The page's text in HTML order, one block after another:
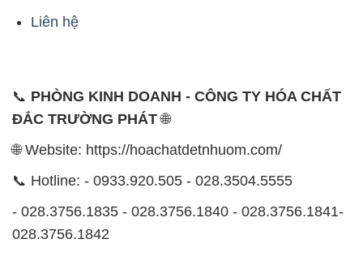
Liên hệ
📞 PHÒNG KINH DOANH - CÔNG TY HÓA CHẤT
ĐẮC TRƯỜNG PHÁT🌐
🌐 Website: https://hoachatdetnhuom.com/
📞 Hotline: - 0933.920.505 - 028.3504.5555
- 028.3756.1835 - 028.3756.1840 - 028.3756.1841-
028.3756.1842